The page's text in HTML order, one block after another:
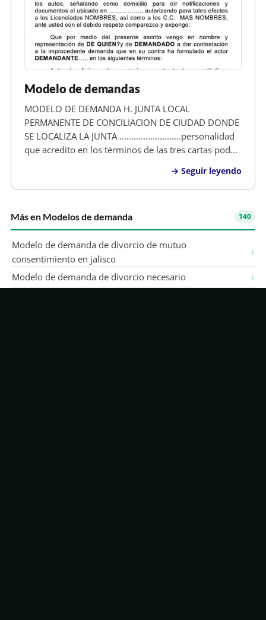
Modelo de demandas
MODELO DE DEMANDA H. JUNTA LOCAL
PERMANENTE DE CONCILIACION DE CIUDAD DONDE
SE LOCALIZA LA JUNTA ..........................personalidad
que acredito en los términos de las tres cartas poder
agregadas a los autos, señalando como domicilio
para oír notiﬁcaciones y documentos e…
Seguir leyendo
Más en Modelos de demanda 140
Modelo de demanda de divorcio de mutuo
consentimiento en jalisco
Modelo de demanda de divorcio necesario